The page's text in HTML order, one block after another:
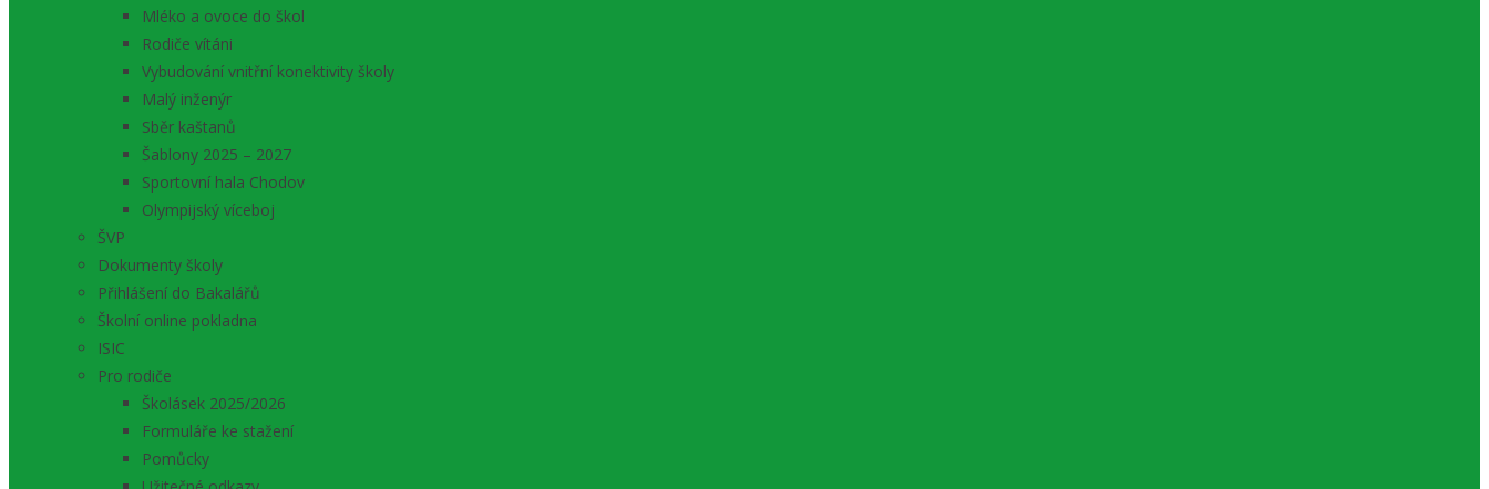
Mléko a ovoce do škol
Rodiče vítáni
Vybudování vnitřní konektivity školy
Malý inženýr
Sběr kaštanů
Šablony 2025 – 2027
Sportovní hala Chodov
Olympijský víceboj
ŠVP
Dokumenty školy
Přihlášení do Bakalářů
Školní online pokladna
ISIC
Pro rodiče
Školásek 2025/2026
Formuláře ke stažení
Pomůcky